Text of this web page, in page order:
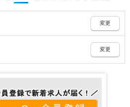
変更
変更